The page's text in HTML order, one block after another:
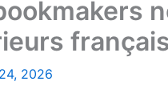
2026